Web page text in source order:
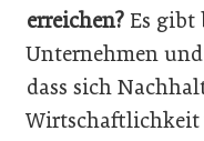
erreichen? Es gibt
Unternehmen
dass sich
Wirtschaftlichkeit